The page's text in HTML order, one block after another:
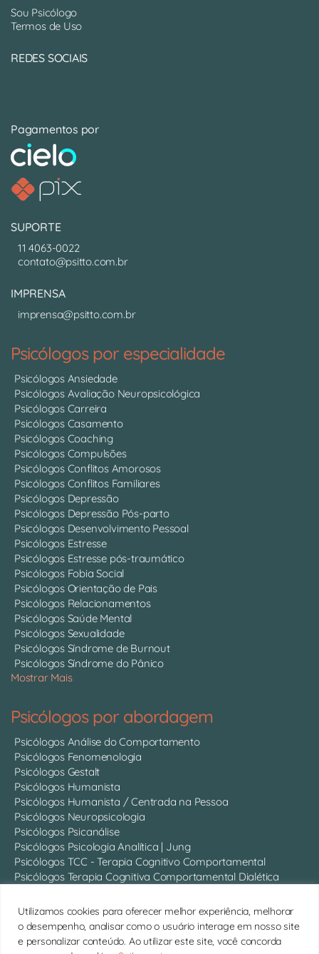
Utilizamos cookies para oferecer melhor experiência, melhorar
o desempenho, analisar como o usuário interage em nosso site
e personalizar conteúdo. Ao utilizar este site, você concorda
Sou Psicólogo
Termos de Uso
REDES SOCIAIS
Pagamentos por
SUPORTE
11 4063-0022
contato@psitto.com.br
IMPRENSA
imprensa@psitto.com.br
Psicólogos por especialidade
Psicólogos Ansiedade
Psicólogos Avaliação Neuropsicológica
Psicólogos Carreira
Psicólogos Casamento
Psicólogos Coaching
Psicólogos Compulsões
Psicólogos Conflitos Amorosos
Psicólogos Conflitos Familiares
Psicólogos Depressão
Psicólogos Depressão Pós-parto
Psicólogos Desenvolvimento Pessoal
Psicólogos Estresse
Psicólogos Estresse pós-traumático
Psicólogos Fobia Social
Psicólogos Orientação de Pais
Psicólogos Relacionamentos
Psicólogos Saúde Mental
Psicólogos Sexualidade
Psicólogos Síndrome de Burnout
Psicólogos Síndrome do Pânico
Mostrar Mais
Psicólogos por abordagem
Psicólogos Análise do Comportamento
Psicólogos Fenomenologia
Psicólogos Gestalt
Psicólogos Humanista
Psicólogos Humanista / Centrada na Pessoa
Psicólogos Neuropsicologia
Psicólogos Psicanálise
Psicólogos Psicologia Analítica | Jung
Psicólogos TCC - Terapia Cognitivo Comportamental
Psicólogos Terapia Cognitiva Comportamental Dialética
Psicólogos Terapia do Esquema
Mostrar Mais